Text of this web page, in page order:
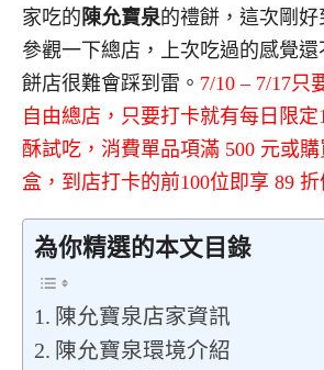
家吃的 陳允寶泉的禮餅，這次剛
參觀一下總店，上次吃過的感覺
餅店很難會踩到雷。 7/10 – 7/17只
自由總店，只要打卡就有每日限定
酥試吃，消費單品項滿 500 元或
盒，到店打卡的前100位即享 89 折
為你精選的本文目錄
陳允寶泉店家資訊
陳允寶泉環境介紹